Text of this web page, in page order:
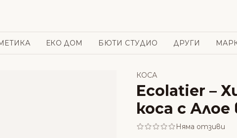
ЕКО ДОМ БЮТИ СТУДИО ДРУГИ
КОСА
Ecolatier –
коса с Алое
Няма отзиви